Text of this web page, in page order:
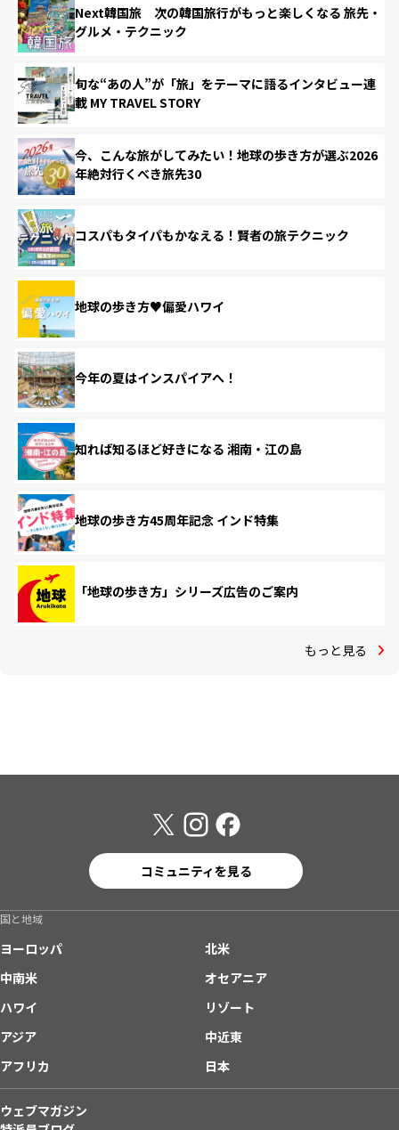
Next韓国旅 次の韓国旅行がもっと楽しくなる 旅先・
グルメ・テクニック
旬な“あの人”が「旅」をテーマに語るインタビュー連
載 MY TRAVEL STORY
今、こんな旅がしてみたい！地球の歩き方が選ぶ2026
年絶対行くべき旅先30
コスパもタイパもかなえる！賢者の旅テクニック
地球の歩き方♥偏愛ハワイ
今年の夏はインスパイアへ！
知れば知るほど好きになる 湘南・江の島
地球の歩き方45周年記念 インド特集
「地球の歩き方」シリーズ広告のご案内
もっと見る
コミュニティを見る
国と地域
ヨーロッパ
北米
中南米
オセアニア
ハワイ
リゾート
アジア
中近東
アフリカ
日本
ウェブマガジン